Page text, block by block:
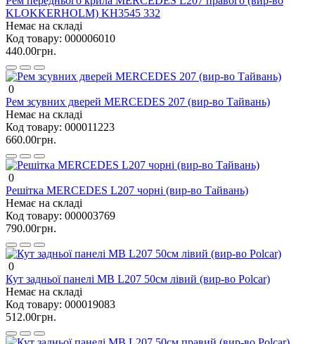
KLOKKERHOLM) KH3545 332
Немає на складі
Код товару: 000006010
440.00грн.
0
Рем зсувних дверей MERCEDES 207 (вир-во Тайвань)
Немає на складі
Код товару: 000011223
660.00грн.
0
Решітка MERCEDES L207 чорні (вир-во Тайвань)
Немає на складі
Код товару: 000003769
790.00грн.
0
Кут задньої панелі MB L207 50см лівий (вир-во Polcar)
Немає на складі
Код товару: 000019083
512.00грн.